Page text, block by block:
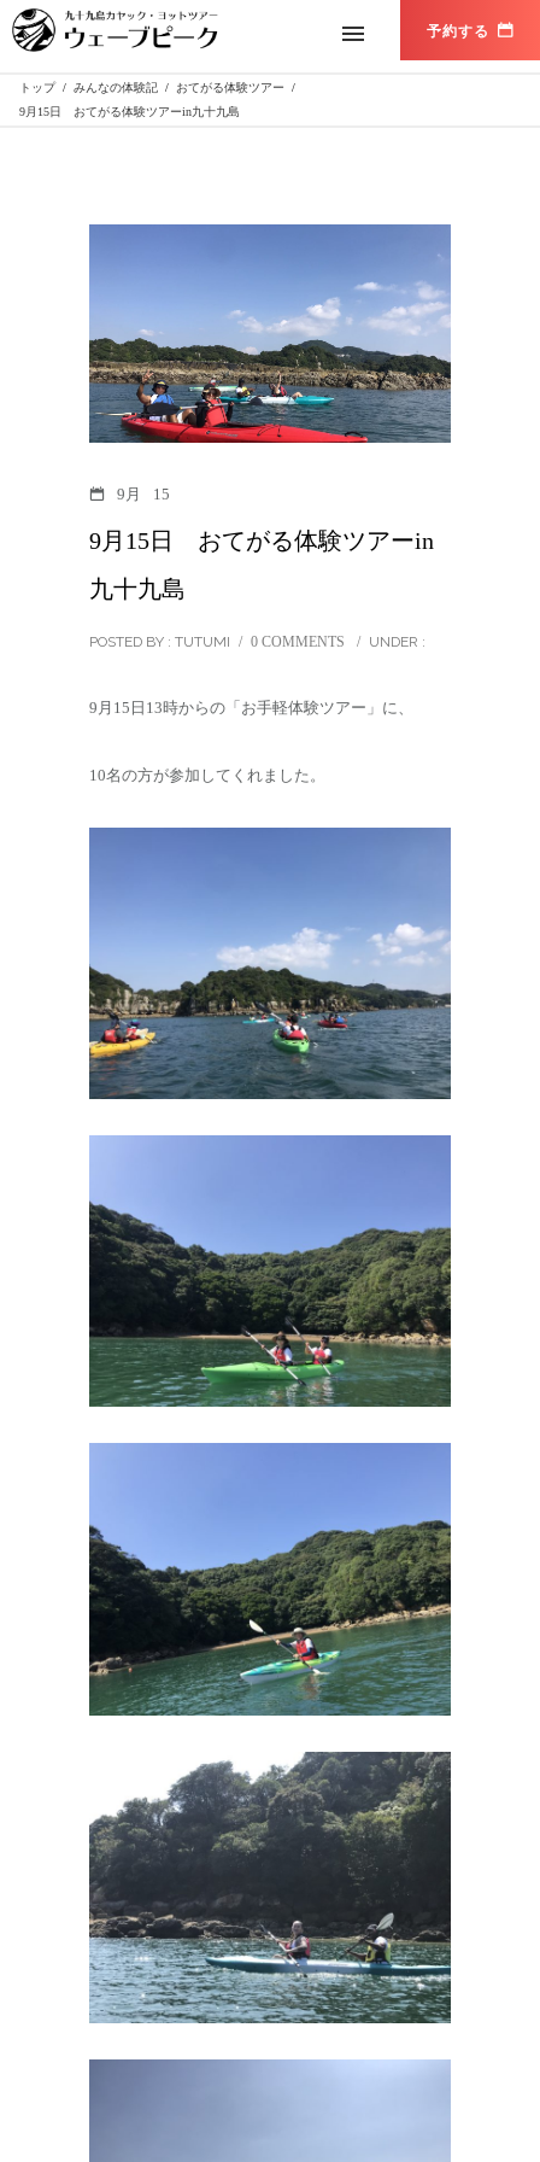
トップ / みんなの体験記 / おてがる体験ツアー
/
9月15日 おてがる体験ツアーin九十九島
9月 15
9月15日 おてがる体験ツアーin
九十九島
POSTED BY : TUTUMI / 0 COMMENTS / UNDER :
9月15日13時からの「お手軽体験ツアー」に、
10名の方が参加してくれました。